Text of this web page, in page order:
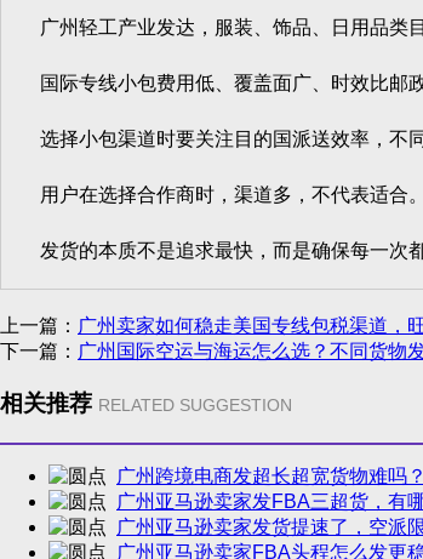
广州轻工产业发达，服装、饰品、日用品类目
国际专线小包费用低、覆盖面广、时效比邮政
选择小包渠道时要关注目的国派送效率，不同
用户在选择合作商时，渠道多，不代表适合。
发货的本质不是追求最快，而是确保每一次都
上一篇： 广州卖家如何稳走美国专线包税渠道，
下一篇： 广州国际空运与海运怎么选？不同货物
相关推荐 RELATED SUGGESTION
广州跨境电商发超长超宽货物难吗
广州亚马逊卖家发FBA三超货，有
广州亚马逊卖家发货提速了，空派
广州亚马逊卖家FBA头程怎么发更